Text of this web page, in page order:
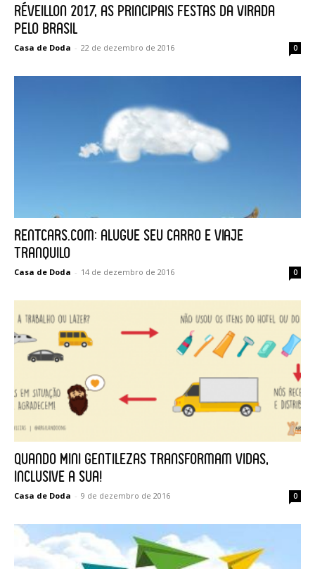
Réveillon 2017, as principais festas da virada
pelo Brasil
Casa de Doda - 22 de dezembro de 2016 0
RentCars.com: alugue seu carro e viaje
tranquilo
Casa de Doda - 14 de dezembro de 2016 0
Quando Mini Gentilezas transformam vidas,
inclusive a sua!
Casa de Doda - 9 de dezembro de 2016 0